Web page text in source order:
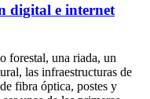
digital e internet
forestal, una riada, un
las infraestructuras de
fibra óptica, postes y